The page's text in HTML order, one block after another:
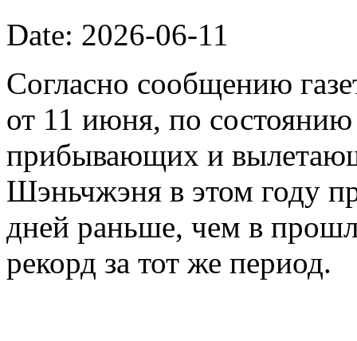
Date: 2026-06-11
Согласно сообщению
от 11 июня, по
прибывающих и
Шэньчжэня в этом году
дней раньше, чем в
рекорд за тот же период.